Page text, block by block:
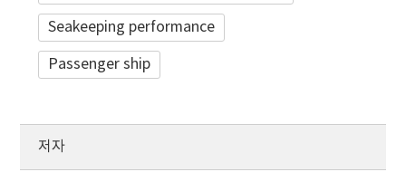
Seakeeping performance
Passenger ship
저자